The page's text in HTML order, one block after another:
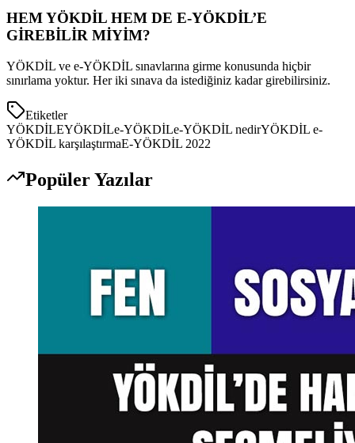
HEM YÖKDİL HEM DE E-YÖKDİL’E
GİREBİLİR MİYİM?
YÖKDİL ve e-YÖKDİL sınavlarına girme konusunda hiçbir
sınırlama yoktur. Her iki sınava da istediğiniz kadar girebilirsiniz.
Etiketler
YÖKDİLEYÖKDİLe-YÖKDİLe-YÖKDİL nedirYÖKDİL e-
YÖKDİL karşılaştırmaE-YÖKDİL 2022
Popüler Yazılar